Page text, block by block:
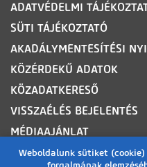
Weboldalunk sütiket (cookie)
ADATVÉDELMI
SÜTI TÁJÉKOZTATÓ
AKADÁLYMENTESÍTÉSI
KÖZÉRDEKŰ ADATOK
KÖZADATKERESŐ
VISSZAÉLÉS BEJELENTÉS
MÉDIAAJÁNLAT
OLDALTÉRKÉP